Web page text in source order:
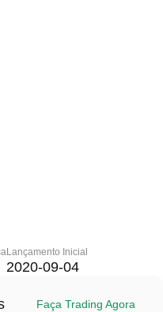
Lançamento Inicial
2020-09-04
Faça Trading Agora